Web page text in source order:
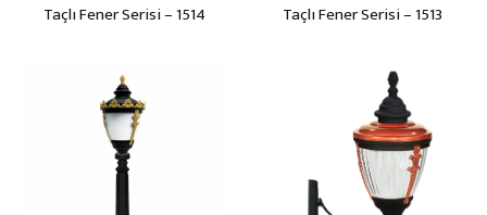
Taçlı Fener Serisi – 1514 Taçlı Fener Serisi – 1513